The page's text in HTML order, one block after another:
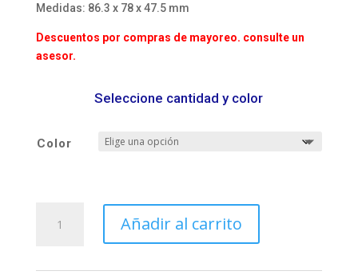
Medidas: 86.3 x 78 x 47.5 mm
Descuentos por compras de mayoreo. consulte un
asesor.
Seleccione cantidad y color
Color
Bluetooth
Añadir al carrito